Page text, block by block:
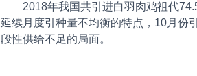
2018年我国共引进白羽肉鸡祖代
延续月度引种量不均衡的特点，10月份
段性供给不足的局面。